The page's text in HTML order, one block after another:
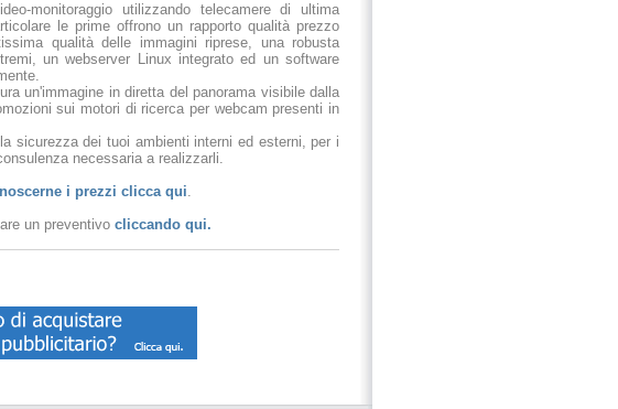
monitoraggio utilizzando telecamere di ultima
le prime offrono un rapporto qualità prezzo
qualità delle immagini riprese, una robusta
un webserver Linux integrato ed un software
un'immagine in diretta del panorama visibile dalla
sui motori di ricerca per webcam presenti in
sicurezza dei tuoi ambienti interni ed esterni, per i
necessaria a realizzarli.
i prezzi clicca qui.
un preventivo cliccando qui.